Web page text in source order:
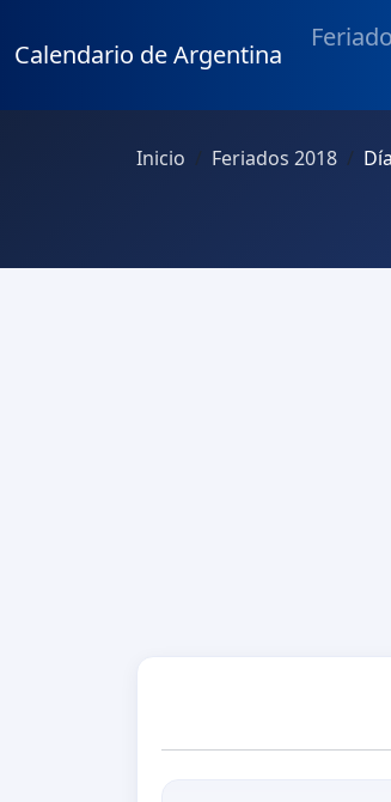
Calendario de Argentina
Inicio Feriados 2018